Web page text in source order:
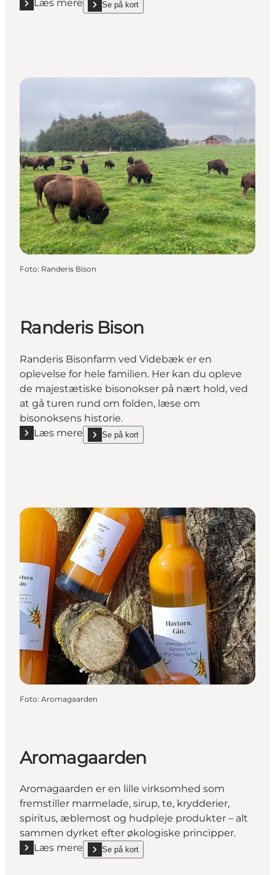
Læs mere
Læs mere "Gårdbutikken Økoladen"
Se på kort
show Gårdbutikken Økoladen on_map
Foto: Randeris Bison
Randeris Bison
Randeris Bisonfarm ved Videbæk er en
oplevelse for hele familien. Her kan du opleve
de majestætiske bisonokser på nært hold, ved
at gå turen rund om folden, læse om
bisonoksens historie.
Læs mere
Læs mere "Randeris Bison"
Se på kort
show Randeris Bison on_map
Foto: Aromagaarden
Aromagaarden
Aromagaarden er en lille virksomhed som
fremstiller marmelade, sirup, te, krydderier,
spiritus, æblemost og hudpleje produkter – alt
sammen dyrket efter økologiske principper.
Læs mere
Læs mere "Aromagaarden"
Se på kort
show Aromagaarden on_map